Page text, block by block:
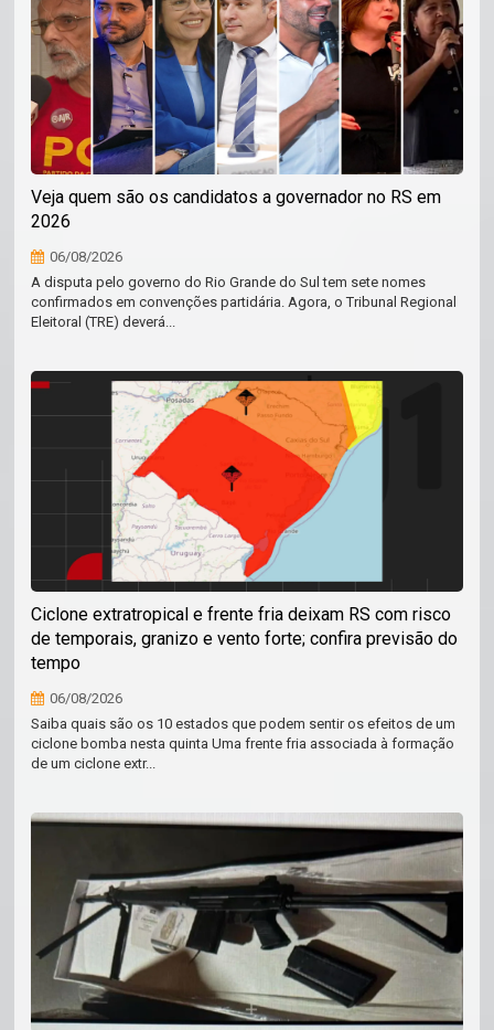
Veja quem são os candidatos a governador no RS em
2026
06/08/2026
A disputa pelo governo do Rio Grande do Sul tem sete nomes
confirmados em convenções partidária. Agora, o Tribunal Regional
Eleitoral (TRE) deverá...
Ciclone extratropical e frente fria deixam RS com risco
de temporais, granizo e vento forte; confira previsão do
tempo
06/08/2026
Saiba quais são os 10 estados que podem sentir os efeitos de um
ciclone bomba nesta quinta Uma frente fria associada à formação
de um ciclone extr...